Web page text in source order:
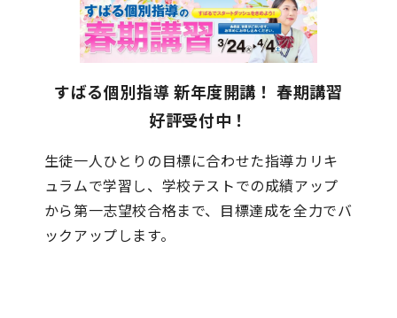
すばる個別指導 新年度開講！ 春期講習
好評受付中！
生徒一人ひとりの目標に合わせた指導カリキ
ュラムで学習し、学校テストでの成績アップ
から第一志望校合格まで、目標達成を全力でバ
ックアップします。